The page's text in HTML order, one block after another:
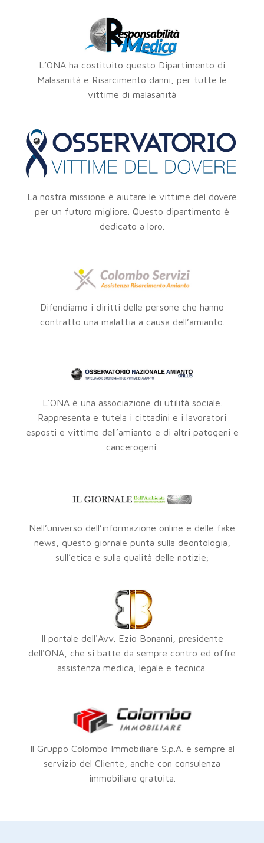
L’ONA ha costituito questo Dipartimento di
Malasanità e Risarcimento danni, per tutte le
vittime di malasanità
La nostra missione è aiutare le vittime del dovere
per un futuro migliore. Questo dipartimento è
dedicato a loro.
Difendiamo i diritti delle persone che hanno
contratto una malattia a causa dell’amianto.
L’ONA è una associazione di utilità sociale.
Rappresenta e tutela i cittadini e i lavoratori
esposti e vittime dell’amianto e di altri patogeni e
cancerogeni.
Nell’universo dell’informazione online e delle fake
news, questo giornale punta sulla deontologia,
sull’etica e sulla qualità delle notizie;
Il portale dell'Avv. Ezio Bonanni, presidente
dell'ONA, che si batte da sempre contro ed offre
assistenza medica, legale e tecnica.
Il Gruppo Colombo Immobiliare S.p.A. è sempre al
servizio del Cliente, anche con consulenza
immobiliare gratuita.